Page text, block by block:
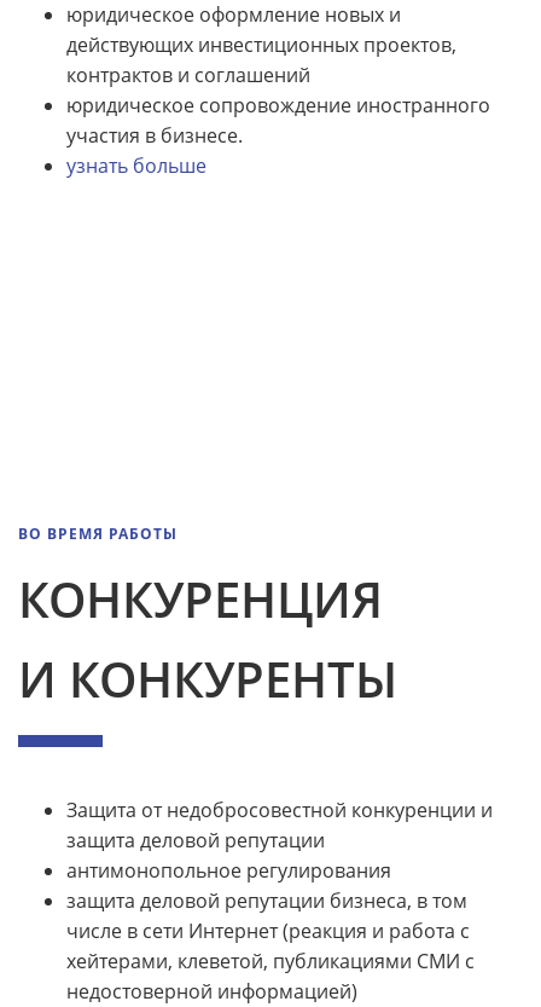
юридическое оформление новых и
действующих инвестиционных проектов,
контрактов и соглашений
юридическое сопровождение иностранного
участия в бизнесе.
узнать больше
ВО ВРЕМЯ РАБОТЫ
КОНКУРЕНЦИЯ
И КОНКУРЕНТЫ
Защита от недобросовестной конкуренции и
защита деловой репутации
антимонопольное регулирования
защита деловой репутации бизнеса, в том
числе в сети Интернет (реакция и работа с
хейтерами, клеветой, публикациями СМИ с
недостоверной информацией)